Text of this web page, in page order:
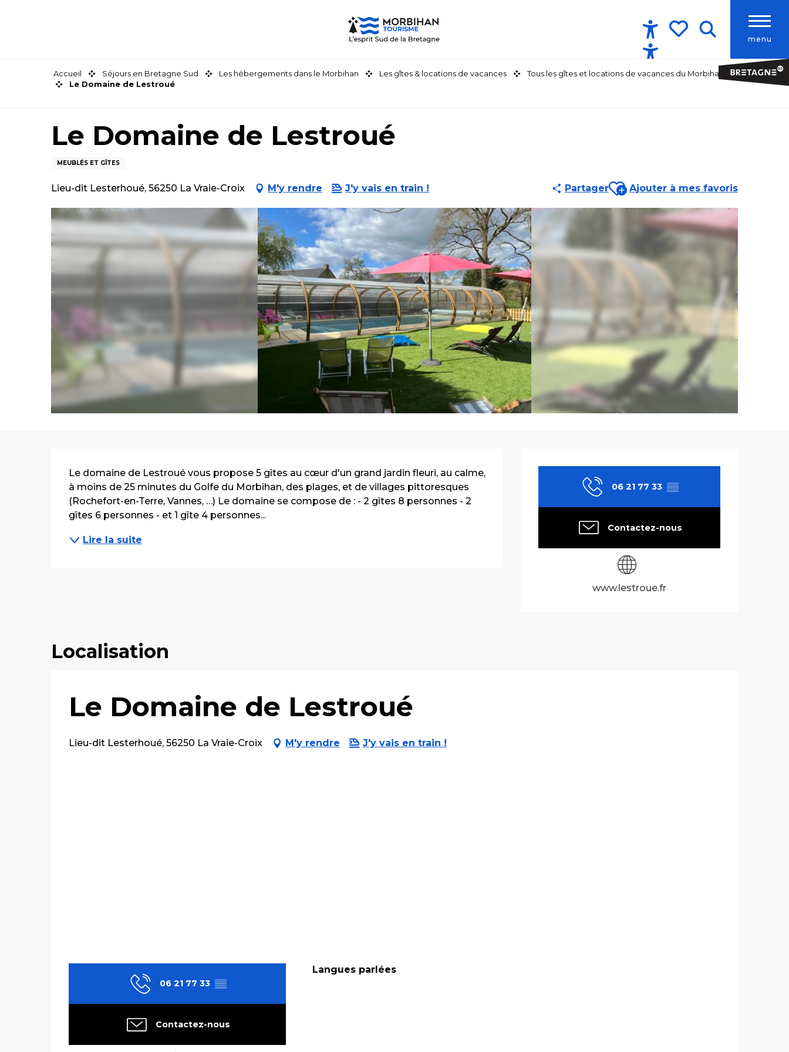
menu
Accessibilité
Accueil Séjours en Bretagne Sud Les hébergements dans le Morbihan Les gîtes & locations de vacances
Tous les gîtes et locations de vacances du Morbihan
Le Domaine de Lestroué
Le Domaine de Lestroué
MEUBLÉS ET GÎTES
Lieu-dit Lesterhoué, 56250 La Vraie-Croix M'y rendre J'y vais en train ! PartagerAjouter aux favoris
Ajouter à mes favoris
Ouverture et
06 21 77 33 ▒▒
Contactez-nous
www.lestroue.fr
Description
Le domaine de Lestroué vous propose 5 gîtes au cœur d'un grand jardin fleuri, au calme,
à moins de 25 minutes du Golfe du Morbihan, des plages, et de villages pittoresques
(Rochefort-en-Terre, Vannes, …) Le domaine se compose de : - 2 gîtes 8 personnes - 2
gîtes 6 personnes - et 1 gîte 4 personnes...
Lire la suite
Localisation
Le Domaine de Lestroué
Lieu-dit Lesterhoué, 56250 La Vraie-Croix M'y rendre J'y vais en train !
06 21 77 33 ▒▒
Contactez-nous
Langues parlées
Langues parlées